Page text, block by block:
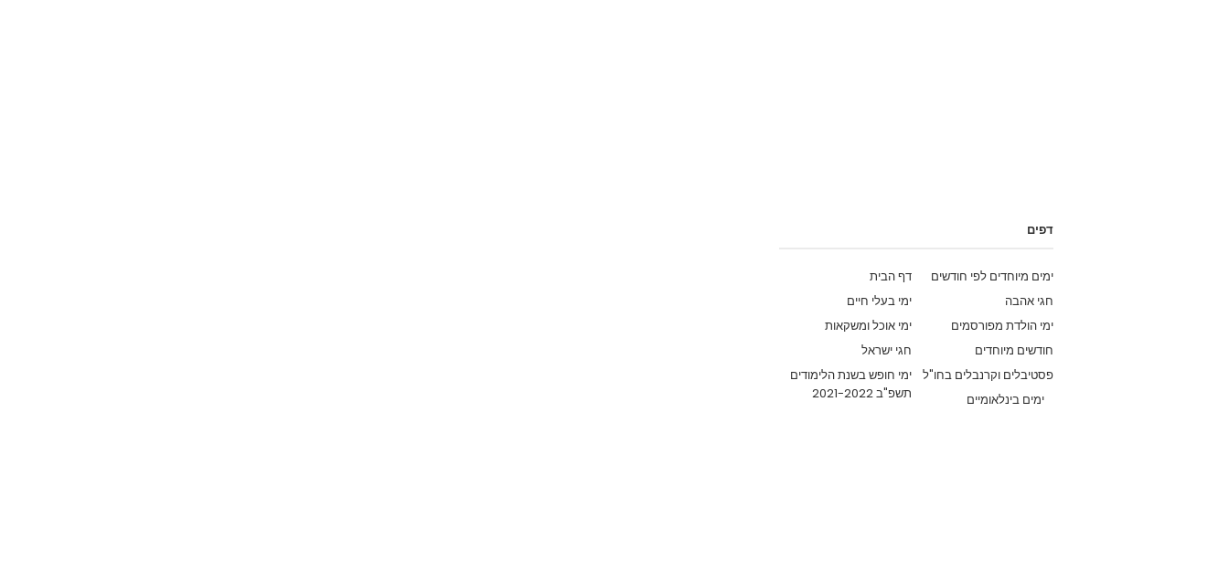
דפים
דף הבית
ימים מיוחדים לפי חודשים
ימי בעלי חיים
חגי אהבה
ימי אוכל ומשקאות
ימי הולדת מפורסמים
חגי ישראל
חודשים מיוחדים
ימי חופש בשנת הלימודים
תשפ"ב 2021-2022
פסטיבלים וקרנבלים בחו"ל
ימים בינלאומיים